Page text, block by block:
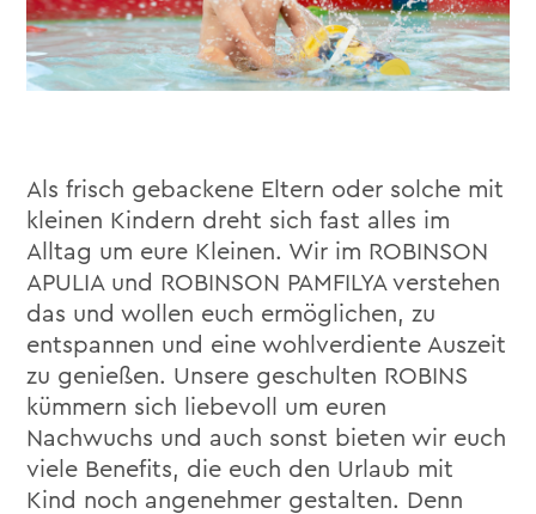
Als frisch gebackene Eltern oder solche mit
kleinen Kindern dreht sich fast alles im
Alltag um eure Kleinen. Wir im ROBINSON
APULIA und ROBINSON PAMFILYA verstehen
das und wollen euch ermöglichen, zu
entspannen und eine wohlverdiente Auszeit
zu genießen. Unsere geschulten ROBINS
kümmern sich liebevoll um euren
Nachwuchs und auch sonst bieten wir euch
viele Benefits, die euch den Urlaub mit
Kind noch angenehmer gestalten. Denn